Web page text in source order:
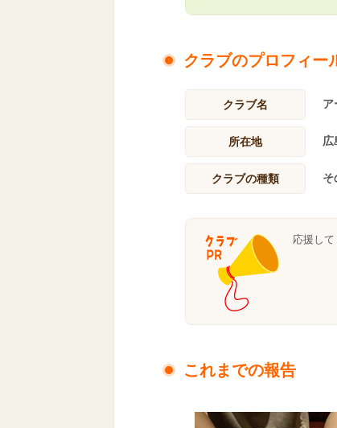
クラブのプロフィー
クラブ名 ア
所在地 広
クラブの種類 そ
応援し
これまでの報告